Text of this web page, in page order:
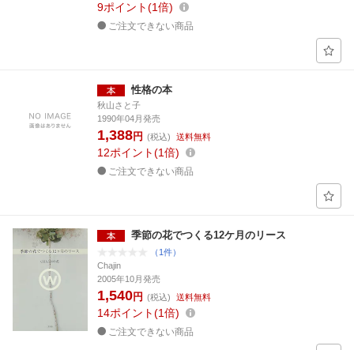
9ポイント 1倍
ご注文できない商品
性格の本
秋山さと子
1990年04月発売
1,388円 (税込) 送料無料
12ポイント 1倍
ご注文できない商品
季節の花でつくる12ケ月のリース
（1件）
Chajin
2005年10月発売
1,540円 (税込) 送料無料
14ポイント 1倍
ご注文できない商品